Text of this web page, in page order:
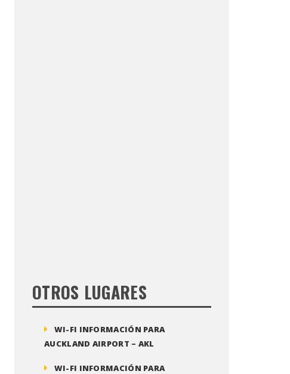
OTROS LUGARES
WI-FI INFORMACIÓN PARA
AUCKLAND AIRPORT – AKL
WI-FI INFORMACIÓN PARA